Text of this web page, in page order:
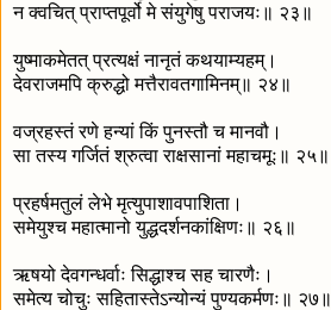
न क्वचित् प्राप्तपूर्वो मे संयुगेषु पराजयः॥ २३॥
युष्माकमेतत् प्रत्यक्षं नानृतं कथयाम्यहम्।
देवराजमपि क्रुद्धो मत्तैरावतगामिनम्॥ २४॥
वज्रहस्तं रणे हन्यां किं पुनस्तौ च मानवौ।
सा तस्य गर्जितं श्रुत्वा राक्षसानां महाचमूः॥ २५॥
प्रहर्षमतुलं लेभे मृत्युपाशावपाशिता।
समेयुश्च महात्मानो युद्धदर्शनकांक्षिणः॥ २६॥
ऋषयो देवगन्धर्वाः सिद्धाश्च सह चारणैः।
समेत्य चोचुः सहितास्तेऽन्योन्यं पुण्यकर्मणः॥ २७॥